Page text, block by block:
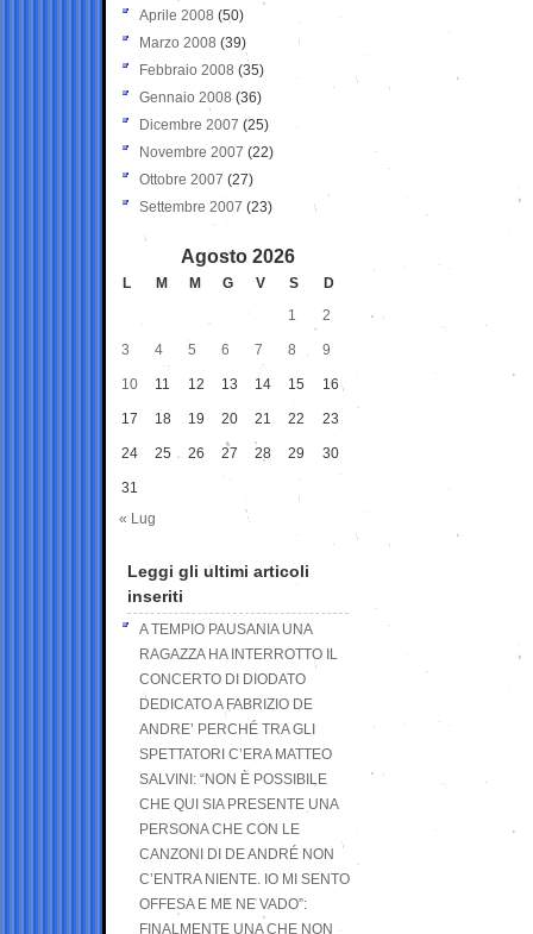
Aprile 2008 (50)
Marzo 2008 (39)
Febbraio 2008 (35)
Gennaio 2008 (36)
Dicembre 2007 (25)
Novembre 2007 (22)
Ottobre 2007 (27)
Settembre 2007 (23)
Agosto 2026
L M M G V S
D
1
2
3 4 5 6 7 8 9
10 11 12 13 14 15 16
17 18 19 20 21 22 23
24 25 26 27 28 29 30
31
« Lug
Leggi gli ultimi articoli
inseriti
A TEMPIO PAUSANIA UNA
RAGAZZA HA INTERROTTO IL
CONCERTO DI DIODATO
DEDICATO A FABRIZIO DE
ANDRE’ PERCHÉ TRA GLI
SPETTATORI C’ERA MATTEO
SALVINI: “NON È POSSIBILE
CHE QUI SIA PRESENTE UNA
PERSONA CHE CON LE
CANZONI DI DE ANDRÉ NON
C’ENTRA NIENTE. IO MI SENTO
OFFESA E ME NE VADO”:
FINALMENTE UNA CHE NON